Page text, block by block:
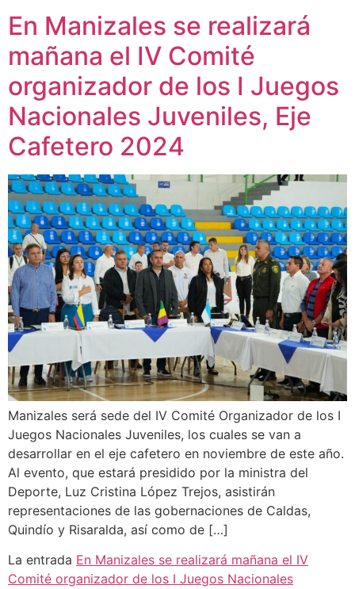
En Manizales se realizará
mañana el IV Comité
organizador de los I Juegos
Nacionales Juveniles, Eje
Cafetero 2024
Manizales será sede del IV Comité Organizador de los I
Juegos Nacionales Juveniles, los cuales se van a
desarrollar en el eje cafetero en noviembre de este año.
Al evento, que estará presidido por la ministra del
Deporte, Luz Cristina López Trejos, asistirán
representaciones de las gobernaciones de Caldas,
Quindío y Risaralda, así como de […]
La entrada En Manizales se realizará mañana el IV
Comité organizador de los I Juegos Nacionales